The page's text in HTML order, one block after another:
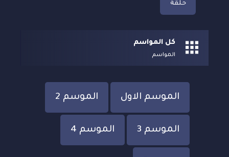
حلقة
كل المواسم
المواسم
الموسم الاول الموسم 2
الموسم 3 الموسم 4